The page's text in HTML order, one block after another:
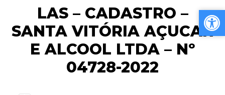
LAS – CADASTRO –
SANTA VITÓRIA AÇUCAR
E ALCOOL LTDA – Nº
04728-2022